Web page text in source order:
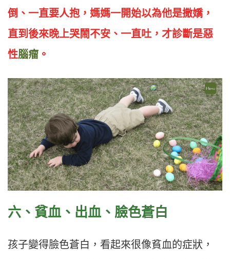
倒、一直要人抱，媽媽一開始以為他是撒嬌，
直到後來晚上哭鬧不安、一直吐，才診斷是惡
性腦瘤 。
六、貧血、出血、臉色蒼白
孩子變得臉色蒼白，看起來很像貧血的症狀，